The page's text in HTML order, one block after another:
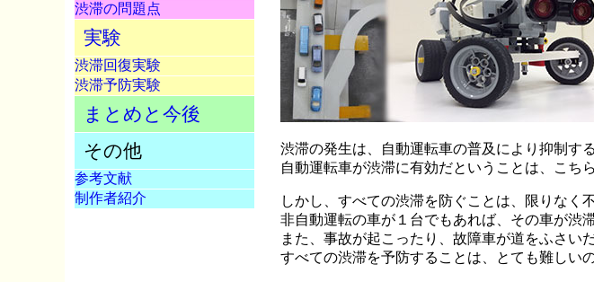
渋滞の問題点
実験
渋滞回復実験
渋滞予防実験
まとめと今後
その他
参考文献
制作者紹介
渋滞の発生は、自動運転車の普及により抑制す
自動運転車が渋滞に有効だということは、こち
しかし、すべての渋滞を防ぐことは、限りなく
非自動運転の車が１台でもあれば、その車が渋
また、事故が起こったり、故障車が道をふさい
すべての渋滞を予防することは、とても難しいの